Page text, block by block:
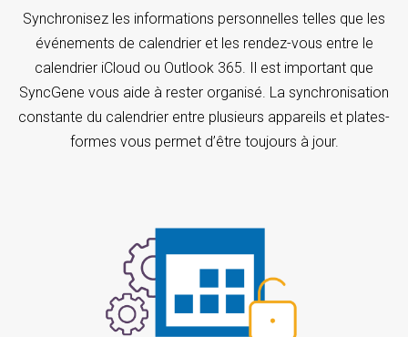
Synchronisez les informations personnelles telles que les
événements de calendrier et les rendez-vous entre le
calendrier iCloud ou Outlook 365. Il est important que
SyncGene vous aide à rester organisé. La synchronisation
constante du calendrier entre plusieurs appareils et plates-
formes vous permet d’être toujours à jour.